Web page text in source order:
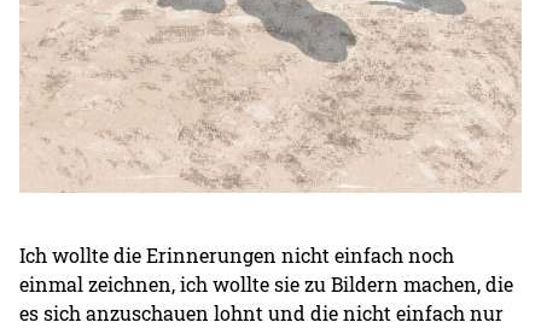
Ich wollte die Erinnerungen nicht einfach noch
einmal zeichnen, ich wollte sie zu Bildern machen, die
es sich anzuschauen lohnt und die nicht einfach nur